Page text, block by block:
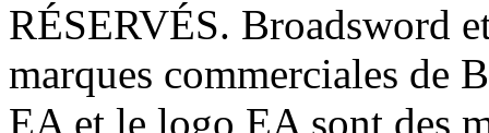
RÉSERVÉS. Broadsword
marques commerciales de
EA et le logo EA sont des